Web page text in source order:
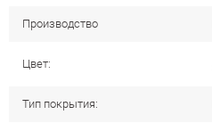
Производство
Цвет:
Тип покрытия: